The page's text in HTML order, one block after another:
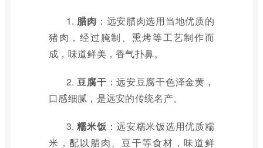
1. 腊肉 ：远安腊肉选用当地优质的
猪肉，经过腌制、熏烤等工艺制作而
成，味道鲜美，香气扑鼻。
2.豆腐干 ：远安豆腐干色泽金黄，
口感细腻，是远安的传统名产。
3.糯米饭 ：远安糯米饭选用优质糯
米，配以腊肉、豆干等食材，味道鲜